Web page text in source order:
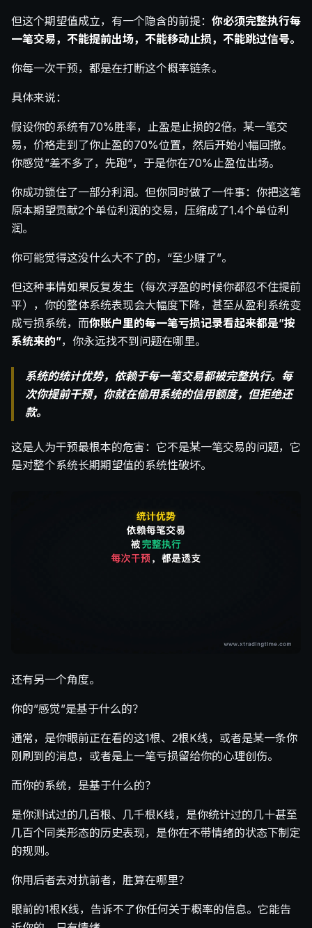
但这个期望值成立，有一个隐含的前提： 你必须完整执行每
一笔交易，不能提前出场，不能移动止损，不能跳过信号。
你每一次干预，都是在打断这个概率链条。
具体来说：
假设你的系统有70%胜率，止盈是止损的2倍。某一笔交
易，价格走到了你止盈的70%位置，然后开始小幅回撤。
你感觉”差不多了，先跑”，于是你在70%止盈位出场。
你成功锁住了一部分利润。但你同时做了一件事：你把这笔
原本期望贡献2个单位利润的交易，压缩成了1.4个单位利
润。
你可能觉得这没什么大不了的，“至少赚了”。
但这种事情如果反复发生（每次浮盈的时候你都忍不住提前
平），你的整体系统表现会大幅度下降，甚至从盈利系统变
成亏损系统，而你账户里的每一笔亏损记录看起来都是”按
系统来的”，你永远找不到问题在哪里。
系统的统计优势，依赖于每一笔交易都被完整执行。每
次你提前干预，你就在偷用系统的信用额度，但拒绝还
款。
这是人为干预最根本的危害：它不是某一笔交易的问题，它
是对整个系统长期期望值的系统性破坏。
还有另一个角度。
你的”感觉”是基于什么的？
通常，是你眼前正在看的这1根、2根K线，或者是某一条你
刚刷到的消息，或者是上一笔亏损留给你的心理创伤。
而你的系统，是基于什么的？
是你测试过的几百根、几千根K线，是你统计过的几十甚至
几百个同类形态的历史表现，是你在不带情绪的状态下制定
的规则。
你用后者去对抗前者，胜算在哪里？
眼前的1根K线，告诉不了你任何关于概率的信息。它能告